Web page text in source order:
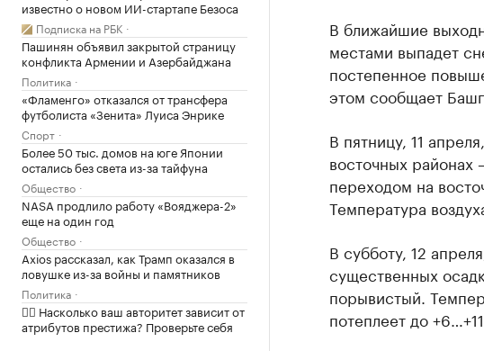
известно о новом ИИ-стартапе Безоса
Подписка на РБК
Пашинян объявил закрытой страницу
конфликта Армении и Азербайджана
Политика
«Фламенго» отказался от трансфера
футболиста «Зенита» Луиса Энрике
Спорт
Более 50 тыс. домов на юге Японии
остались без света из-за тайфуна
Общество
NASA продлило работу «Вояджера-2»
еще на один год
Общество
Axios рассказал, как Трамп оказался в
ловушке из-за войны и памятников
Политика
✍🏻 Насколько ваш авторитет зависит от
атрибутов престижа? Проверьте себя
В ближайшие
местами выпадет
постепенное
этом сообщает
В пятницу, 11
восточных
переходом на
Температура
В субботу, 12
существенных
порывистый.
потеплеет до +6…+11.